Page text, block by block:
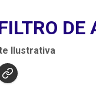
DE
Ilustrativa